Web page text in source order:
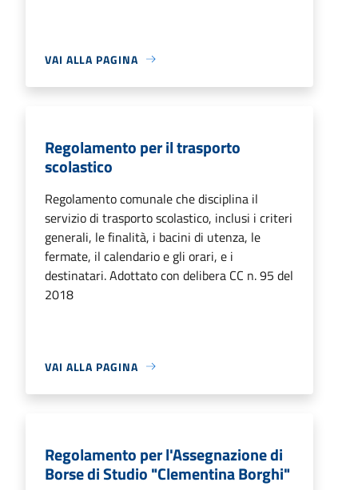
VAI ALLA PAGINA
Regolamento per il trasporto
scolastico
Regolamento comunale che disciplina il
servizio di trasporto scolastico, inclusi i criteri
generali, le finalità, i bacini di utenza, le
fermate, il calendario e gli orari, e i
destinatari. Adottato con delibera CC n. 95 del
2018
VAI ALLA PAGINA
Regolamento per l'Assegnazione di
Borse di Studio "Clementina Borghi"